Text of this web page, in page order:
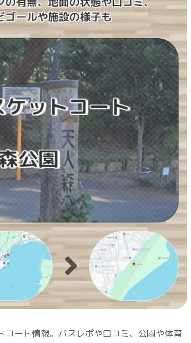
ート情報。バスレポや口コミ、公園や体育